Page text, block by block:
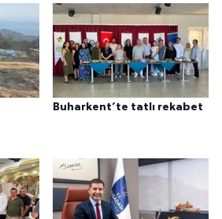
Buharkent’te tatlı rekabet